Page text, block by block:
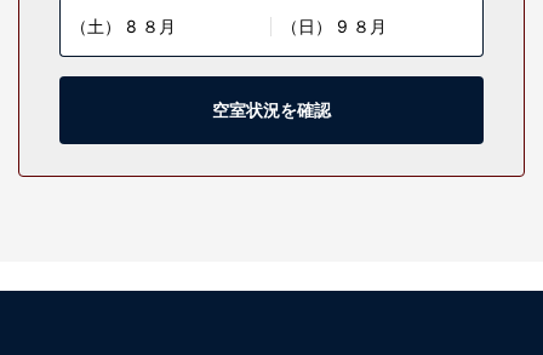
す。電子レンジ、コーヒー / ティーメーカーをご利用いただ
けるほか、ベビーベッド (有料)もリクエストの上ご利用いた
だけます。
いったレクリエーション設備をぜひご利用ください。その他
（土） 8 ８月 （日） 9 ８月
空室状況を確認